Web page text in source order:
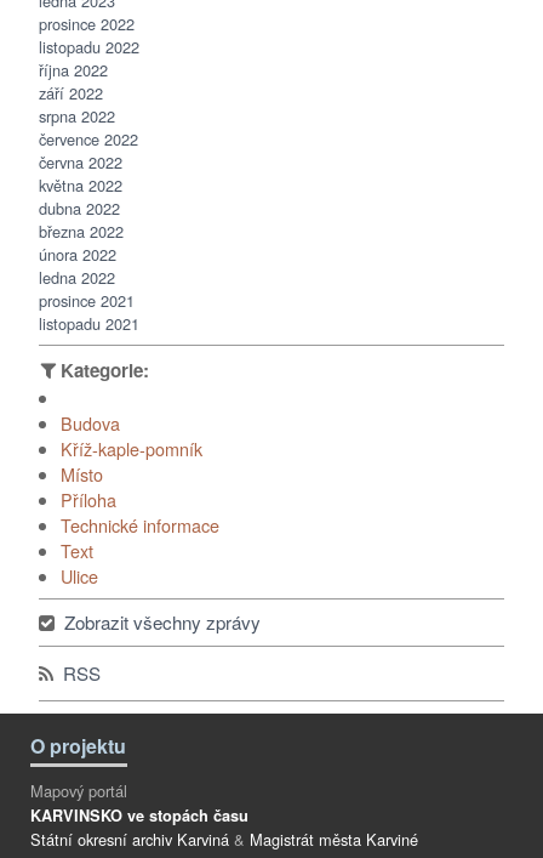
prosince 2022
listopadu 2022
října 2022
září 2022
srpna 2022
července 2022
června 2022
května 2022
dubna 2022
března 2022
února 2022
ledna 2022
prosince 2021
listopadu 2021
Budova
Kříž-kaple-pomník
Místo
Příloha
Technické informace
Text
Ulice
Zobrazit všechny zprávy
RSS
O projektu
Mapový portál
KARVINSKO ve stopách času
Státní okresní archiv Karviná & Magistrát města Karviné